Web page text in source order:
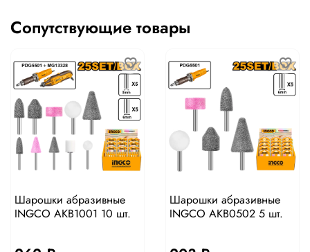
Сопутствующие товары
Шарошки абразивные
INGCO AKB1001 10 шт.
Шарошки абразивные
INGCO AKB0502 5 шт.